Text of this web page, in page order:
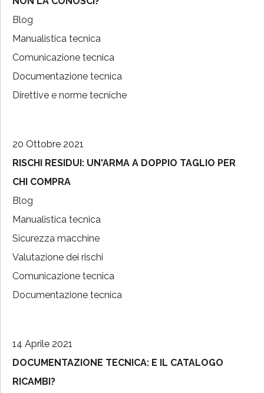
Blog
Manualistica tecnica
Comunicazione tecnica
Documentazione tecnica
Direttive e norme tecniche
20 Ottobre 2021
RISCHI RESIDUI: UN'ARMA A DOPPIO TAGLIO PER
CHI COMPRA
Blog
Manualistica tecnica
Sicurezza macchine
Valutazione dei rischi
Comunicazione tecnica
Documentazione tecnica
14 Aprile 2021
DOCUMENTAZIONE TECNICA: E IL CATALOGO
RICAMBI?